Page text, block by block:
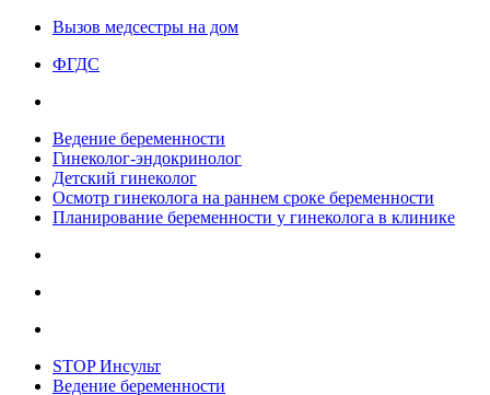
Вызов медсестры на дом
ФГДС
Ведение беременности
Гинеколог-эндокринолог
Детский гинеколог
Осмотр гинеколога на раннем сроке беременности
Планирование беременности у гинеколога в клинике
STOP Инсульт
Ведение беременности